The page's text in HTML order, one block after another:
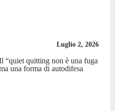
Luglio 2, 2026
“quiet quitting non è una fuga
una forma di autodifesa